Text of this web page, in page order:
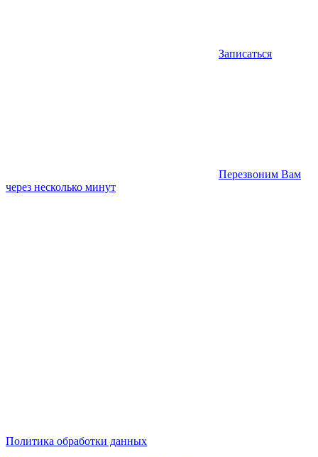
Записаться
Перезвоним Вам
через несколько минут
Политика обработки данных